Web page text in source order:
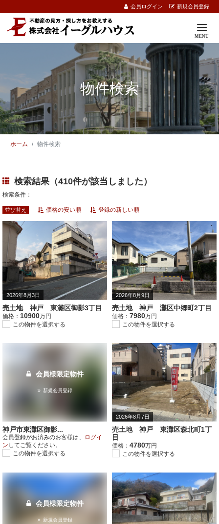
会員ログイン 新規会員登録
物件検索
ホーム 物件検索
検索結果（410件が該当しました）
検索条件：
並び替え 価格の安い順 登録の新しい順
2026年8月3日
売土地 神戸 東灘区御影3丁目
価格： 10900万円
この物件を選択する
2026年8月9日
売土地 神戸 灘区中郷町2丁目
価格： 7980万円
この物件を選択する
会員様限定物件
新規会員登録
神戸市東灘区御影...
会員登録がお済みのお客様は、
ログイ
ン してご覧ください。
この物件を選択する
2026年8月7日
売土地 神戸 東灘区森北町1丁
目
価格： 4780万円
この物件を選択する
会員様限定物件
新規会員登録